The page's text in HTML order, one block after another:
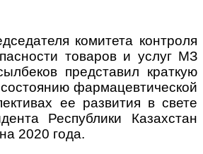
комитета контроля
товаров и услуг МЗ
представил краткую
фармацевтической
ее развития в свете
Республики Казахстан
2020 года.